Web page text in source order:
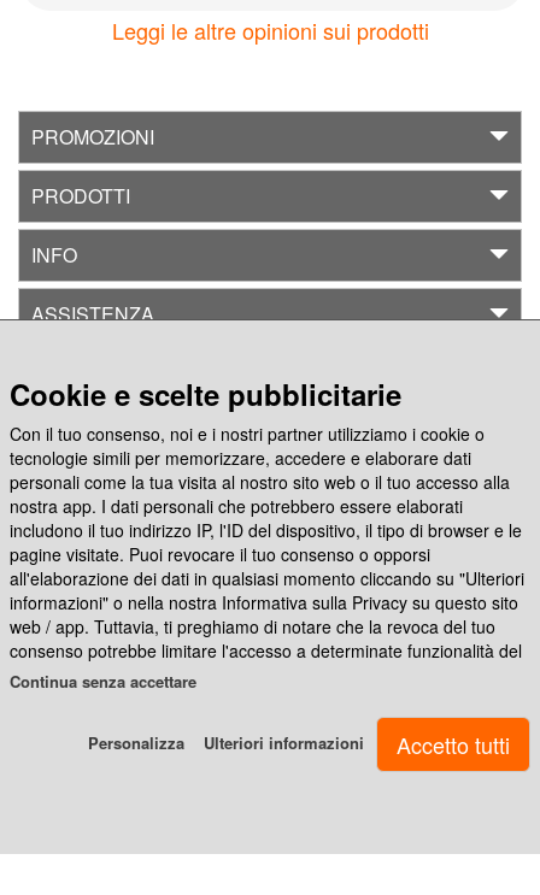
Pertachiavi
personalizzati
Mousepad
personalizzati
personalizzati
Calamite
personalizzate
Medagliette
per
cani
Spille
Leggi le altre opinioni sui prodotti
PROMOZIONI
PRODOTTI
INFO
ASSISTENZA
Seguici su
App Photocity Gratis
Cookie e scelte pubblicitarie
Con il tuo consenso, noi e i nostri partner utilizziamo i cookie o
tecnologie simili per memorizzare, accedere e elaborare dati
personali come la tua visita al nostro sito web o il tuo accesso alla
nostra app. I dati personali che potrebbero essere elaborati
includono il tuo indirizzo IP, l'ID del dispositivo, il tipo di browser e le
pagine visitate. Puoi revocare il tuo consenso o opporsi
all'elaborazione dei dati in qualsiasi momento cliccando su "Ulteriori
informazioni" o nella nostra Informativa sulla Privacy su questo sito
web / app. Tuttavia, ti preghiamo di notare che la revoca del tuo
consenso potrebbe limitare l'accesso a determinate funzionalità del
nostro sito web o dell'app.
Noi e i nostri partner ci atteniamo al seguente trattamento dei dati:
Archiviare informazioni su dispositivo e/o accedervi, Dati di
geolocalizzazione precisi e identificazione attraverso la scansione
Continua senza accettare
Personalizza Ulteriori informazioni